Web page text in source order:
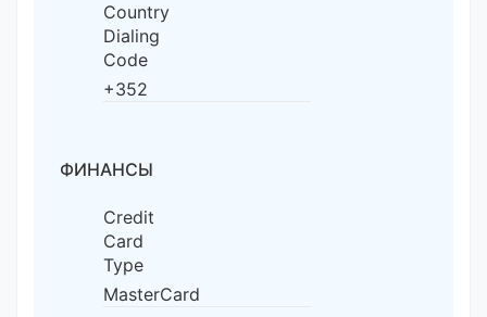
Country
Dialing
Code
+352
ФИНАНСЫ
Credit
Card
Type
MasterCard